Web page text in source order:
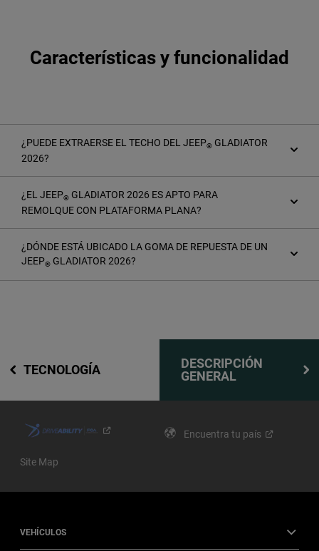
Características y funcionalidad
¿PUEDE EXTRAERSE EL TECHO DEL JEEP® GLADIATOR
2026?
¿EL JEEP® GLADIATOR 2026 ES APTO PARA
REMOLQUE CON PLATAFORMA PLANA?
¿DÓNDE ESTÁ UBICADO LA GOMA DE REPUESTA DE UN
JEEP® GLADIATOR 2026?
TECNOLOGÍA
DESCRIPCIÓN
GENERAL
Encuentra tu país
Site Map
VEHÍCULOS